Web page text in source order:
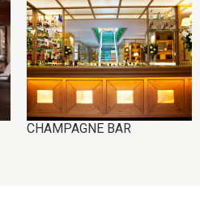
IMAGE
CHAMPAGNE BAR